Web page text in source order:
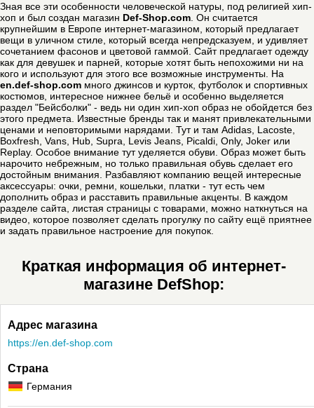
Зная все эти особенности человеческой натуры, под религией хип-
хоп и был создан магазин Def-Shop.com . Он считается
крупнейшим в Европе интернет-магазином, который предлагает
вещи в уличном стиле, который всегда непредсказуем, и удивляет
сочетанием фасонов и цветовой гаммой. Сайт предлагает одежду
как для девушек и парней, которые хотят быть непохожими ни на
кого и используют для этого все возможные инструменты. На
en.def-shop.com много джинсов и курток, футболок и спортивных
костюмов, интересное нижнее бельё и особенно выделяется
раздел "Бейсболки" - ведь ни один хип-хоп образ не обойдется без
этого предмета. Известные бренды так и манят привлекательными
ценами и неповторимыми нарядами. Тут и там Adidas, Lacoste,
Boxfresh, Vans, Hub, Supra, Levis Jeans, Picaldi, Only, Joker или
Replay. Особое внимание тут уделяется обуви. Образ может быть
нарочито небрежным, но только правильная обувь сделает его
достойным внимания. Разбавляют компанию вещей интересные
аксессуары: очки, ремни, кошельки, платки - тут есть чем
дополнить образ и расставить правильные акценты. В каждом
разделе сайта, листая страницы с товарами, можно наткнуться на
видео, которое позволяет сделать прогулку по сайту ещё приятнее
и задать правильное настроение для покупок.
Краткая информация об интернет-
магазине DefShop:
Адрес магазина
https://en.def‑shop.com
Страна
Германия